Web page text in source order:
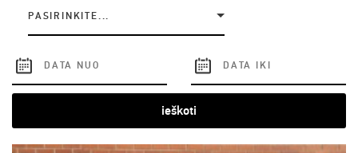
PASIRINKITE...
ieškoti